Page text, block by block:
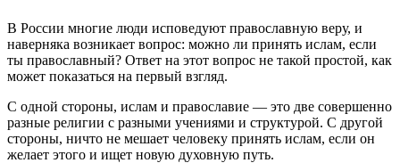
В России многие люди исповедуют православную веру, и
наверняка возникает вопрос: можно ли принять ислам, если
ты православный? Ответ на этот вопрос не такой простой, как
может показаться на первый взгляд.
С одной стороны, ислам и православие — это две совершенно
разные религии с разными учениями и структурой. С другой
стороны, ничто не мешает человеку принять ислам, если он
желает этого и ищет новую духовную путь.